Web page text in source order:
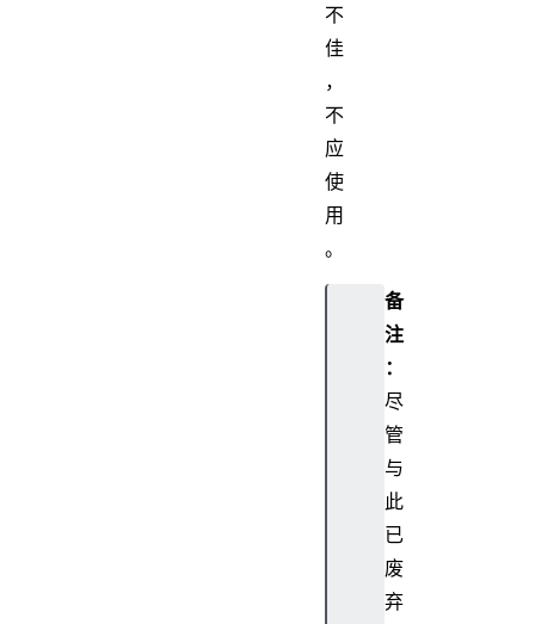
不
佳
，
不
应
使
用
。
备
注
：
尽
管
与
此
已
废
弃